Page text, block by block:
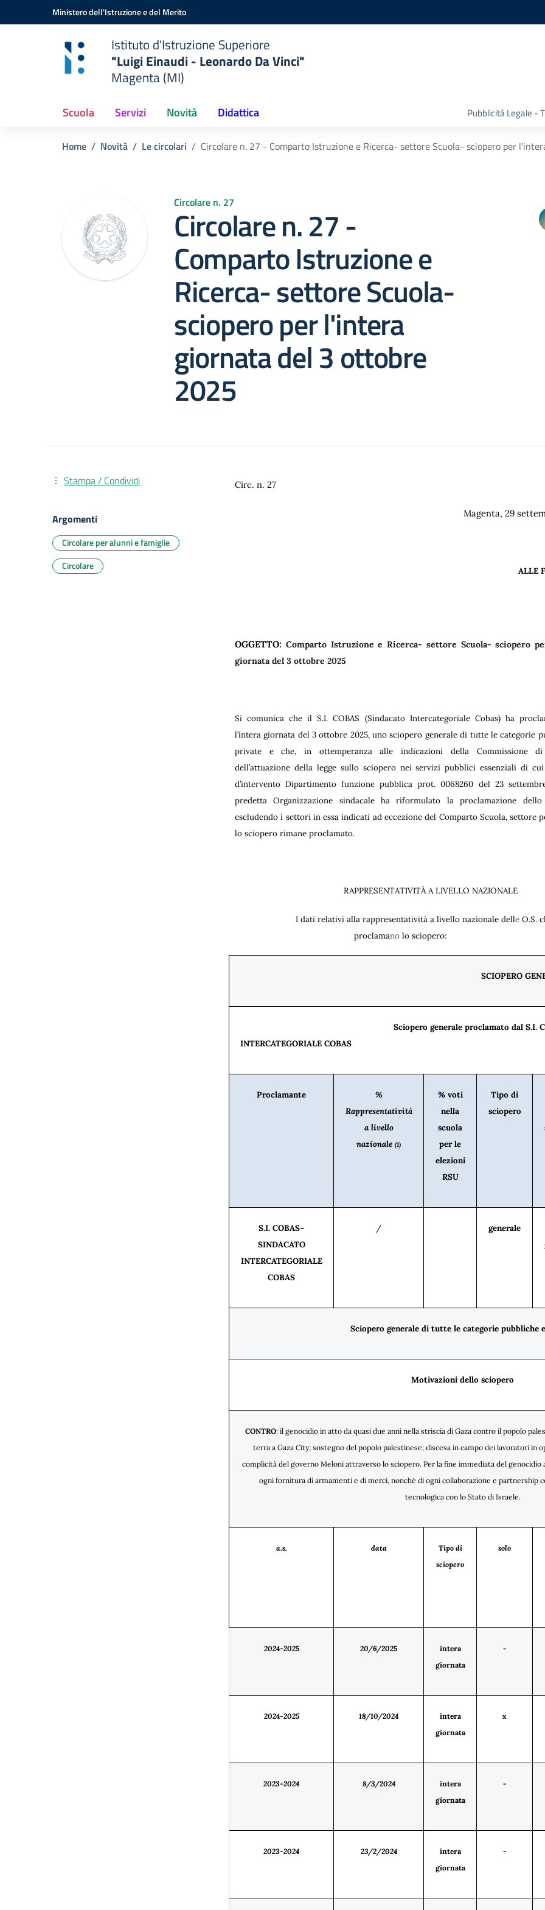
Vai ai contenuti
Vai al menu di navigazioneMinistero dell'Istruzione e del Merito
Istituto d'Istruzione Superiore
"Luigi Einaudi - Leonardo Da Vinci"
Magenta (MI)
Scuola Servizi Novità Didattica Pubblicità Legale -
Home Novità Le circolari Circolare n. 27 - Comparto Istruzione e Ricerca- settore Scuola- sciopero per
Circolare n. 27
Circolare n. 27 -
Comparto Istruzione e
Ricerca- settore Scuola-
sciopero per l'intera
giornata del 3 ottobre
2025
Circ. n. 27
Magenta, 29
ALLE
OGGETTO: Comparto Istruzione e Ricerca- settore Scuola- sciopero
giornata del 3 ottobre 2025
Si comunica che il S.I. COBAS (Sindacato Intercategoriale Cobas) ha
l’intera giornata del 3 ottobre 2025, uno sciopero generale di tutte le categorie
private e che, in ottemperanza alle indicazioni della Commissione di
dell’attuazione della legge sullo sciopero nei servizi pubblici essenziali di
d’intervento Dipartimento funzione pubblica prot. 0068260 del 23
predetta Organizzazione sindacale ha riformulato la proclamazione dello
escludendo i settori in essa indicati ad eccezione del Comparto Scuola, settore
lo sciopero rimane proclamato.
RAPPRESENTATIVITÀ A LIVELLO NAZIONALE
I dati relativi alla rappresentatività a livello nazionale delleO.S.
proclamanolo sciopero:
SCIOPERO
Sciopero generale proclamato dal S.I. COBAS–
INTERCATEGORIALE COBAS
Proclamante
%
Rappresentatività
a livello
nazionale (1)
% voti
nella
scuola
per le
elezioni
RSU
Tipo di
sciopero
S.I. COBAS–
SINDACATO
INTERCATEGORIALE
COBAS
/ generale
Sciopero generale di tutte le categorie pubbliche
Motivazioni dello sciopero
CONTRO: il genocidio in atto da quasi due anni nella striscia di Gaza contro il popolo
terra a Gaza City; sostegno del popolo palestinese; discesa in campo dei lavoratori in
complicità del governo Meloni attraverso lo sciopero. Per la fine immediata del genocidio a
ogni fornitura di armamenti e di merci, nonché di ogni collaborazione e partnership
tecnologica con lo Stato di Israele.
a.s. data
Tipo di
sciopero
solo
2024-2025 20/6/2025
intera
giornata
-
2024-2025 18/10/2024
intera
giornata
x
2023-2024 8/3/2024
intera
giornata
-
2023-2024 23/2/2024
intera
giornata
-
Stampa / Condividi
Argomenti
Circolare per alunni e famiglie
Circolare